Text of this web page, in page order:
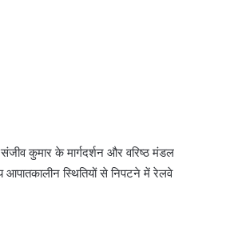
कुमार के मार्गदर्शन और वरिष्ठ मंडल
आपातकालीन स्थितियों से निपटने में रेलवे